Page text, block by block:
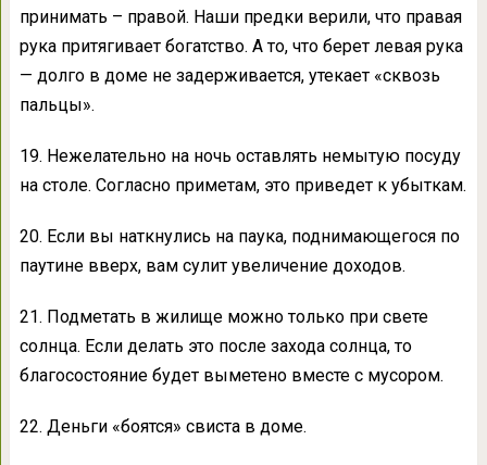
принимать – правой. Наши предки верили, что правая
рука притягивает богатство. А то, что берет левая рука
— долго в доме не задерживается, утекает «сквозь
пальцы».
19. Нежелательно на ночь оставлять немытую посуду
на столе. Согласно приметам, это приведет к убыткам.
20. Если вы наткнулись на паука, поднимающегося по
паутине вверх, вам сулит увеличение доходов.
21. Подметать в жилище можно только при свете
солнца. Если делать это после захода солнца, то
благосостояние будет выметено вместе с мусором.
22. Деньги «боятся» свиста в доме.